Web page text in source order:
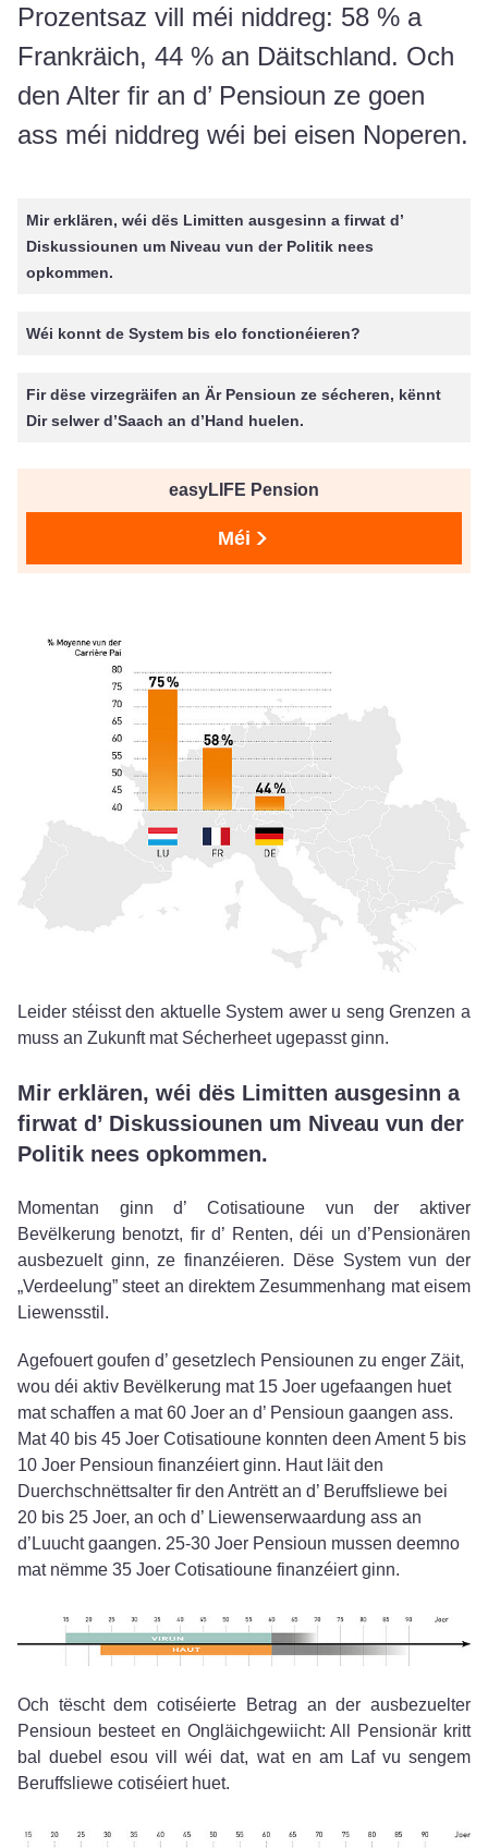
Prozentsaz vill méi niddreg: 58 % a
Frankräich, 44 % an Däitschland. Och
den Alter fir an d’ Pensioun ze goen
ass méi niddreg wéi bei eisen Noperen.
Mir erklären, wéi dës Limitten ausgesinn a firwat d’
Diskussiounen um Niveau vun der Politik nees
opkommen.
Wéi konnt de System bis elo fonctionéieren?
Fir dëse virzegräifen an Är Pensioun ze sécheren, kënnt
Dir selwer d’Saach an d’Hand huelen.
easyLIFE Pension
Méi
Leider stéisst den aktuelle System awer u seng Grenzen a
muss an Zukunft mat Sécherheet ugepasst ginn.
Mir erklären, wéi dës Limitten ausgesinn a
firwat d’ Diskussiounen um Niveau vun der
Politik nees opkommen.
Momentan ginn d’ Cotisatioune vun der aktiver
Bevëlkerung benotzt, fir d’ Renten, déi un d’Pensionären
ausbezuelt ginn, ze finanzéieren. Dëse System vun der
„Verdeelung” steet an direktem Zesummenhang mat eisem
Liewensstil.
Agefouert goufen d’ gesetzlech Pensiounen zu enger Zäit,
wou déi aktiv Bevëlkerung mat 15 Joer ugefaangen huet
mat schaffen a mat 60 Joer an d’ Pensioun gaangen ass.
Mat 40 bis 45 Joer Cotisatioune konnten deen Ament 5 bis
10 Joer Pensioun finanzéiert ginn. Haut läit den
Duerchschnëttsalter fir den Antrëtt an d’ Beruffsliewe bei
20 bis 25 Joer, an och d’ Liewenserwaardung ass an
d’Luucht gaangen. 25-30 Joer Pensioun mussen deemno
mat nëmme 35 Joer Cotisatioune finanzéiert ginn.
Och tëscht dem cotiséierte Betrag an der ausbezuelter
Pensioun besteet en Ongläichgewiicht: All Pensionär kritt
bal duebel esou vill wéi dat, wat en am Laf vu sengem
Beruffsliewe cotiséiert huet.